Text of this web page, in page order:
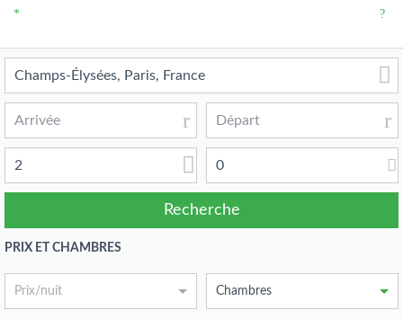
2 0
PRIX ET CHAMBRES
Prix/nuit Chambres